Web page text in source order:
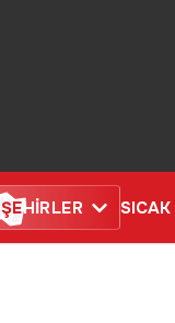
ŞEHİRLER SICAK